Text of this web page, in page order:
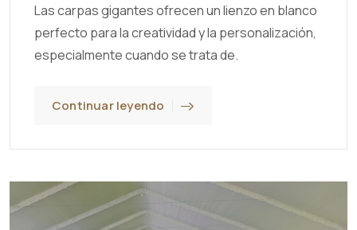
Las carpas gigantes ofrecen un lienzo en blanco
perfecto para la creatividad y la personalización,
especialmente cuando se trata de.
Continuar leyendo